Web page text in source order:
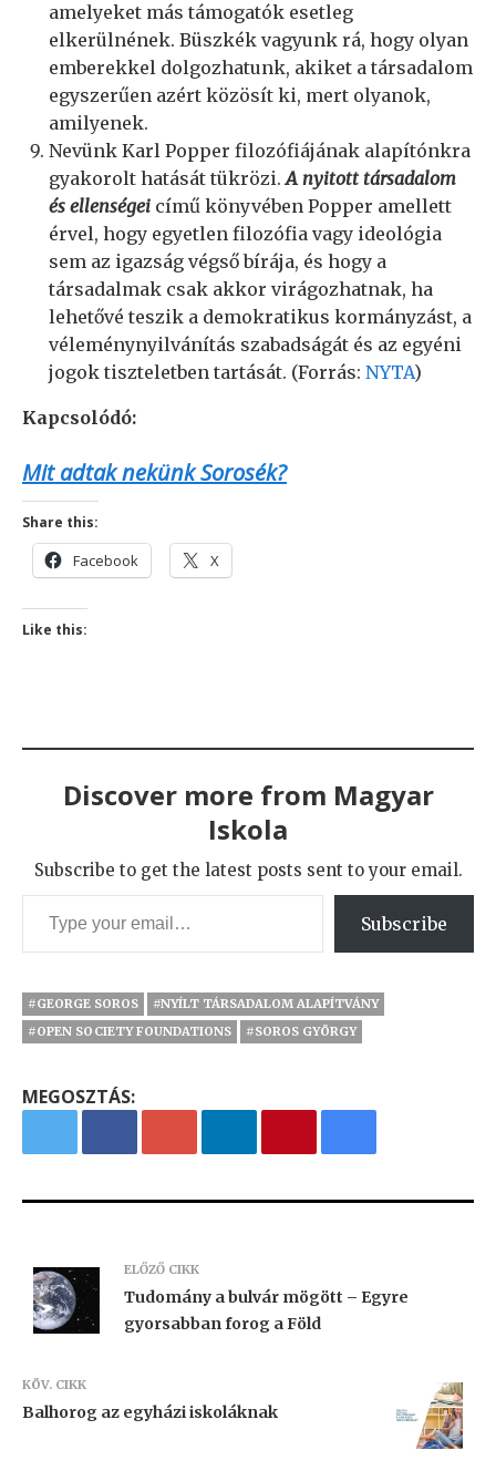
amelyeket más támogatók esetleg
elkerülnének. Büszkék vagyunk rá, hogy olyan
emberekkel dolgozhatunk, akiket a társadalom
egyszerűen azért közösít ki, mert olyanok,
amilyenek.
Nevünk Karl Popper filozófiájának alapítónkra
gyakorolt hatását tükrözi.A nyitott társadalom
és ellenségei című könyvében Popper amellett
érvel, hogy egyetlen filozófia vagy ideológia
sem az igazság végső bírája, és hogy a
társadalmak csak akkor virágozhatnak, ha
lehetővé teszik a demokratikus kormányzást, a
véleménynyilvánítás szabadságát és az egyéni
jogok tiszteletben tartását. (Forrás: NYTA)
Kapcsolódó:
Mit adtak nekünk Sorosék?
Share this:
Facebook X
Like this:
Discover more from Magyar
Iskola
Subscribe to get the latest posts sent to your email.
Type your email…
Subscribe
#GEORGE SOROS
#NYÍLT TÁRSADALOM ALAPÍTVÁNY
#OPEN SOCIETY FOUNDATIONS
#SOROS GYÖRGY
MEGOSZTÁS:
ELŐZŐ CIKK
Tudomány a bulvár mögött – Egyre
gyorsabban forog a Föld
KÖV. CIKK
Balhorog az egyházi iskoláknak